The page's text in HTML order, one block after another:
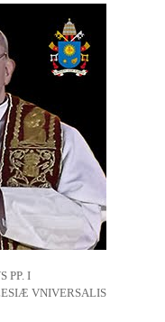
PP. I
VNIVERSALIS